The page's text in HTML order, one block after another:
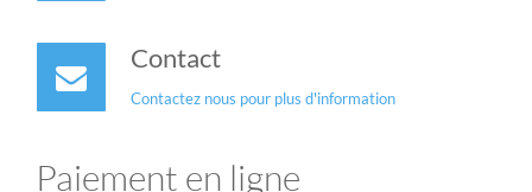
Contact
Contactez nous pour plus d'information
Paiement en ligne